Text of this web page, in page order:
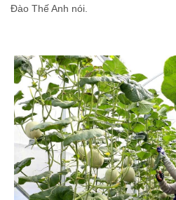
Đào Thế Anh nói.